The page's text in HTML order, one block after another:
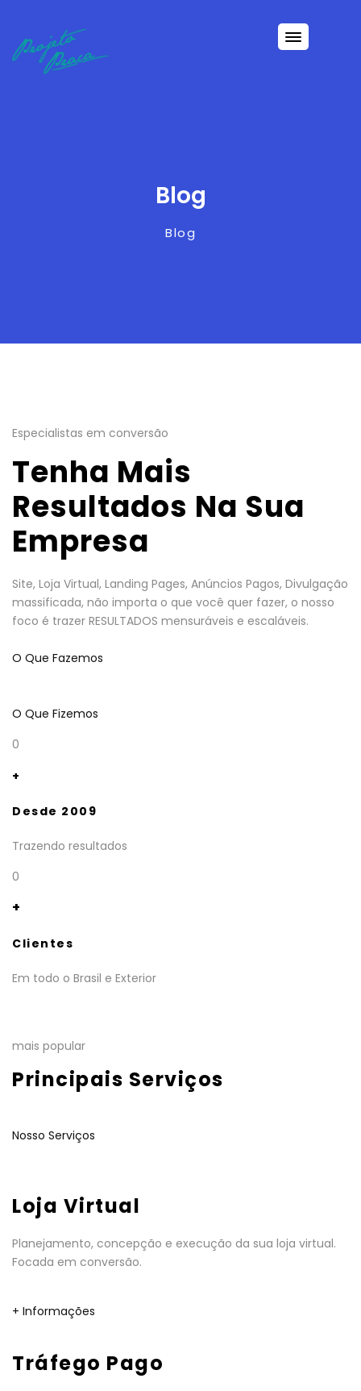
Blog
Blog
Especialistas em conversão
Tenha Mais
Resultados Na Sua
Empresa
Site, Loja Virtual, Landing Pages, Anúncios Pagos, Divulgação
massificada, não importa o que você quer fazer, o nosso
foco é trazer RESULTADOS mensuráveis e escaláveis.
O Que Fazemos
O Que Fizemos
0
+
Desde 2009
Trazendo resultados
0
+
Clientes
Em todo o Brasil e Exterior
mais popular
Principais Serviços
Nosso Serviços
Loja Virtual
Planejamento, concepção e execução da sua loja virtual.
Focada em conversão.
+ Informações
Tráfego Pago